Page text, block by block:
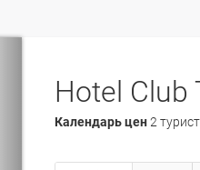
Hotel Club
Календарь цен2